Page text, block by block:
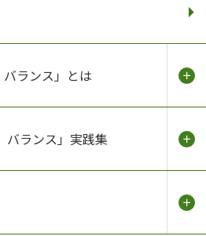
バランス」とは
バランス」実践集